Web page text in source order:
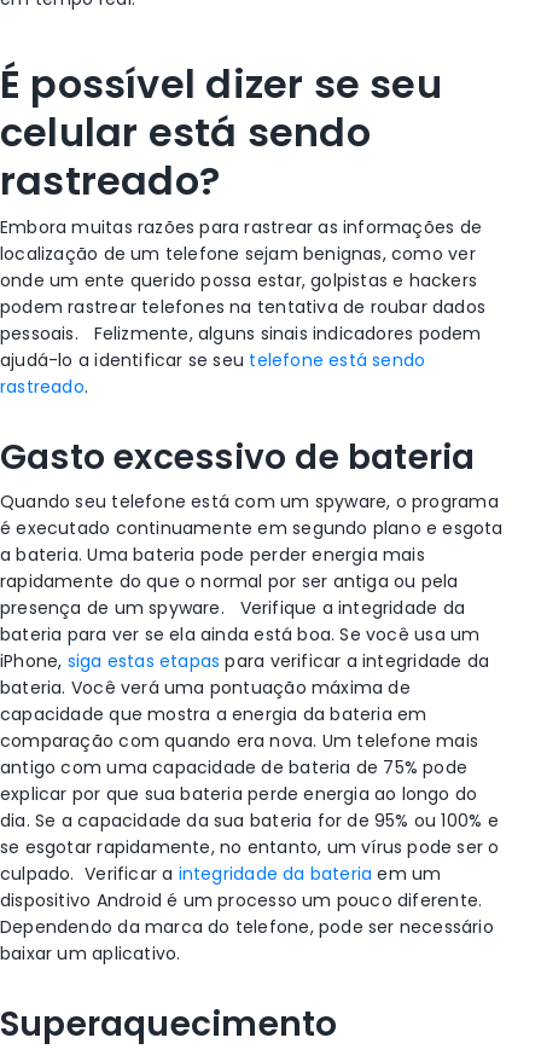
É possível dizer se seu
celular está sendo
rastreado?
Embora muitas razões para rastrear as informações de
localização de um telefone sejam benignas, como ver
onde um ente querido possa estar, golpistas e hackers
podem rastrear telefones na tentativa de roubar dados
pessoais.
Felizmente, alguns sinais indicadores podem
ajudá-lo a identificar se seu telefone está sendo
rastreado.
Gasto excessivo de bateria
Quando seu telefone está com um spyware, o programa
é executado continuamente em segundo plano e esgota
a bateria. Uma bateria pode perder energia mais
rapidamente do que o normal por ser antiga ou pela
presença de umspyware.
Verifique a integridade da
bateria para ver se ela ainda está boa. Se você usa um
iPhone, siga estas etapas para verificar a integridade da
bateria. Você verá uma pontuação máxima de
capacidade que mostra a energia da bateria em
comparação com quando era nova. Um telefone mais
antigo com uma capacidade de bateria de 75% pode
explicar por que sua bateria perde energia ao longo do
dia. Se a capacidade da sua bateria for de 95% ou 100% e
se esgotar rapidamente, no entanto, um vírus pode ser o
culpado. Verificar a integridade da bateria em um
dispositivo Android é um processo um pouco diferente.
Dependendo da marca do telefone, pode ser necessário
baixar um aplicativo.
Superaquecimento